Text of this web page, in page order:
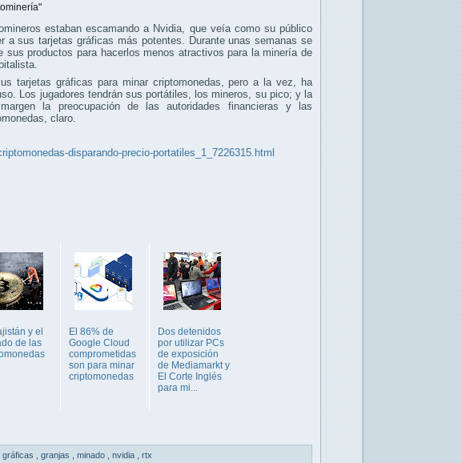
estaban escamando a Nvidia, que veía como su público
a sus tarjetas gráficas más potentes. Durante unas semanas se
productos para hacerlos menos atractivos para la minería de
tarjetas gráficas para minar criptomonedas, pero a la vez, ha
Los jugadores tendrán sus portátiles, los mineros, su pico; y la
la preocupación de las autoridades financieras y las
claro.
disparando-precio-portatiles_1_7226315.html
y el
de las
El 86% de
Google Cloud
comprometidas
son para minar
criptomonedas
Dos detenidos
por utilizar PCs
de exposición
de Mediamarkt y
El Corte Inglés
para mi...
gráficas granjas minado nvidia rtx